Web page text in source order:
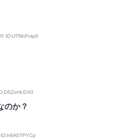
ID:UTNhPvtp0
のか？